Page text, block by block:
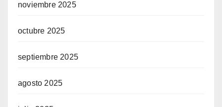
noviembre 2025
octubre 2025
septiembre 2025
agosto 2025